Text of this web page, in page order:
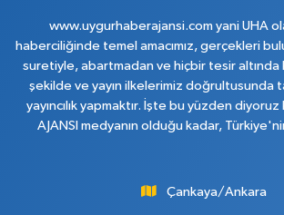
www.uygurhaberajansi.com yani UHA
haberciliğinde temel amacımız, gerçekleri
suretiyle, abartmadan ve hiçbir tesir altında
şekilde ve yayın ilkelerimiz doğrultusunda
yayıncılık yapmaktır. İşte bu yüzden diyoruz
AJANSI medyanın olduğu kadar,
Çankaya/Ankara